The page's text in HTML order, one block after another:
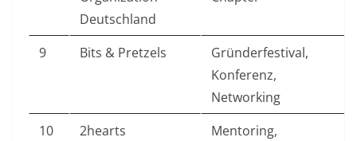
Deutschland
9 Bits & Pretzels
Gründerfestival,
Konferenz,
Networking
10
2hearts
Mentoring,